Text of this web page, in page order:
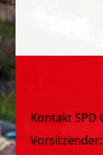
Kontakt SPD